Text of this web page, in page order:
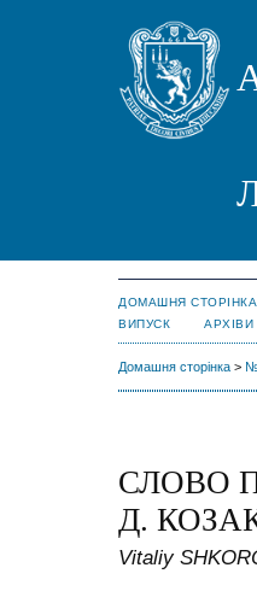
ДОМАШНЯ СТОРІНКА
ВИПУСК
АРХІВИ
Домашня сторінка > №
СЛОВО
Д.
Vitaliy